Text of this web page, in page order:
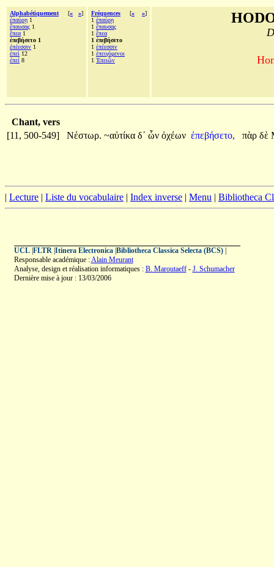
Alphabétiquement [« »]
ἐπαύρῃ 1
ἔπαυσας 1
ἔπεα 1
ἐπεβήσετο 1
ἐπέεσσιν 1
ἐπεὶ 12
ἐπεί 8
Fréquences [« »]
1 ἐπαύρῃ
1 ἔπαυσας
1 ἔπεα
1 ἐπεβήσετο
1 ἐπέεσσιν
1 ἐπειγόμενοι
1 Ἐπειῶν
Chant, vers
[11, 500-549]
Νέστωρ. ~αὐτίκα δ᾽ ὧν ὀχέων ἐπεβήσετο, πὰρ δὲ
| Lecture | Liste du vocabulaire | Index inverse | Menu | Bibliotheca
UCL| FLTR| Itinera Electronica| Bibliotheca Classica Selecta (BCS)|
Responsable académique :Alain Meurant
Analyse, design et réalisation informatiques : B. Maroutaeff- J. Schumacher
Dernière mise à jour : 13/03/2006